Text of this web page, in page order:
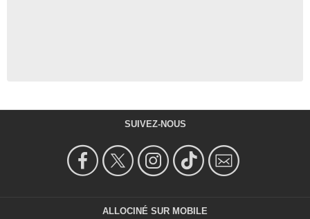
SUIVEZ-NOUS
ALLOCINÉ SUR MOBILE